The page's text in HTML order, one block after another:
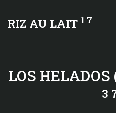
RIZ AU LAIT 1 7
LOS HELADOS
3